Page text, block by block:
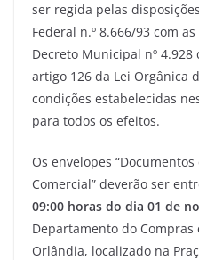
ser regida pelas
Federal n.º 8.666/93 com
Decreto Municipal nº
artigo 126 da Lei Orgânica
condições estabelecidas
para todos os efeitos.
Os envelopes
Comercial” deverão ser
09:00 horas do dia 01 de
Departamento do
Orlândia, localizado na